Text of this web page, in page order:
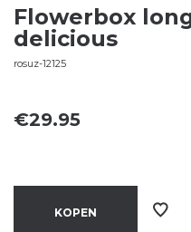
Flowerbox
delicious
rosuz-12125
€29.95
KOPEN